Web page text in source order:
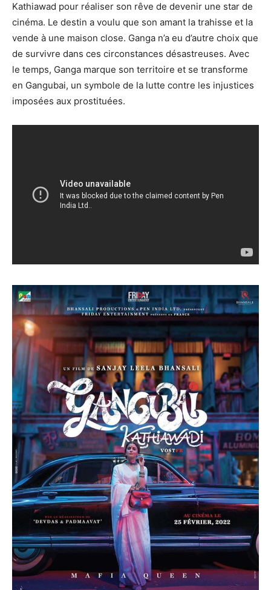
Kathiawad pour réaliser son rêve de devenir une star de
cinéma. Le destin a voulu que son amant la trahisse et la
vende à une maison close. Ganga n’a eu d’autre choix que
de survivre dans ces circonstances désastreuses. Avec
le temps, Ganga marque son territoire et se transforme
en Gangubai, un symbole de la lutte contre les injustices
imposées aux prostituées.